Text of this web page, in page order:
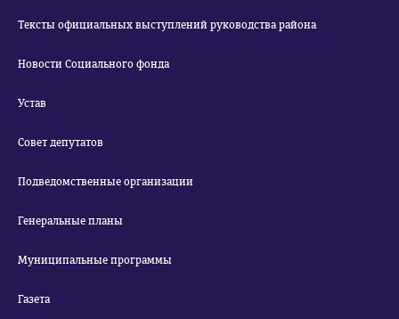
Тексты официальных выступлений руководства района
Новости Социального фонда
Устав
Совет депутатов
Подведомственные организации
Генеральные планы
Муниципальные программы
Газета